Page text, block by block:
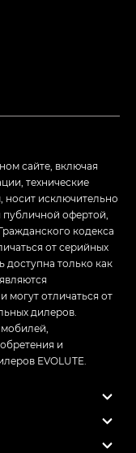
сайте, включая
технические
носит исключительно
публичной офертой,
кодекса
от серийных
доступна только как
отличаться от
дилеров.
и
EVOLUTE.